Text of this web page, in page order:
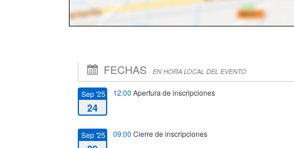
FECHAS EN HORA LOCAL DEL EVENTO
Sep '25
24
12:00 Apertura de inscripciones
Sep '25 09:00 Cierre de inscripciones